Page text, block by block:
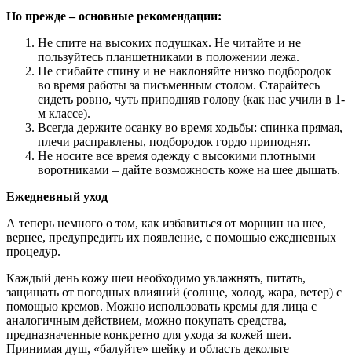
Но прежде – основные рекомендации:
Не спите на высоких подушках. Не читайте и не
пользуйтесь планшетниками в положении лежа.
Не сгибайте спину и не наклоняйте низко подбородок
во время работы за письменным столом. Старайтесь
сидеть ровно, чуть приподняв голову (как нас учили в 1-
м классе).
Всегда держите осанку во время ходьбы: спинка прямая,
плечи расправлены, подбородок гордо приподнят.
Не носите все время одежду с высокими плотными
воротниками – дайте возможность коже на шее дышать.
Ежедневный уход
А теперь немного о том, как избавиться от морщин на шее,
вернее, предупредить их появление, с помощью ежедневных
процедур.
Каждый день кожу шеи необходимо увлажнять, питать,
защищать от погодных влияний (солнце, холод, жара, ветер) с
помощью кремов. Можно использовать кремы для лица с
аналогичным действием, можно покупать средства,
предназначенные конкретно для ухода за кожей шеи.
Принимая душ, «балуйте» шейку и область декольте